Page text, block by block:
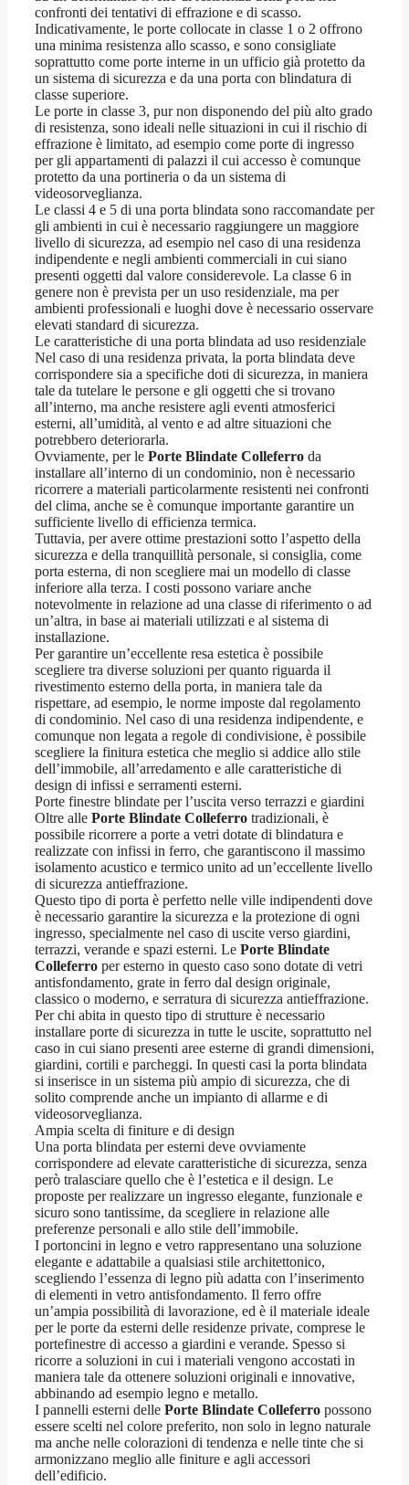
confronti dei tentativi di effrazione e di scasso.
Indicativamente, le porte collocate in classe 1 o 2 offrono
una minima resistenza allo scasso, e sono consigliate
soprattutto come porte interne in un ufficio già protetto da
un sistema di sicurezza e da una porta con blindatura di
classe superiore.
Le porte in classe 3, pur non disponendo del più alto grado
di resistenza, sono ideali nelle situazioni in cui il rischio di
effrazione è limitato, ad esempio come porte di ingresso
per gli appartamenti di palazzi il cui accesso è comunque
protetto da una portineria o da un sistema di
videosorveglianza.
Le classi 4 e 5 di una porta blindata sono raccomandate per
gli ambienti in cui è necessario raggiungere un maggiore
livello di sicurezza, ad esempio nel caso di una residenza
indipendente e negli ambienti commerciali in cui siano
presenti oggetti dal valore considerevole. La classe 6 in
genere non è prevista per un uso residenziale, ma per
ambienti professionali e luoghi dove è necessario osservare
elevati standard di sicurezza.
Le caratteristiche di una porta blindata ad uso residenziale
Nel caso di una residenza privata, la porta blindata deve
corrispondere sia a specifiche doti di sicurezza, in maniera
tale da tutelare le persone e gli oggetti che si trovano
all’interno, ma anche resistere agli eventi atmosferici
esterni, all’umidità, al vento e ad altre situazioni che
potrebbero deteriorarla.
Ovviamente, per le Porte Blindate Colleferro da
installare all’interno di un condominio, non è necessario
ricorrere a materiali particolarmente resistenti nei confronti
del clima, anche se è comunque importante garantire un
sufficiente livello di efficienza termica.
Tuttavia, per avere ottime prestazioni sotto l’aspetto della
sicurezza e della tranquillità personale, si consiglia, come
porta esterna, di non scegliere mai un modello di classe
inferiore alla terza. I costi possono variare anche
notevolmente in relazione ad una classe di riferimento o ad
un’altra, in base ai materiali utilizzati e al sistema di
installazione.
Per garantire un’eccellente resa estetica è possibile
scegliere tra diverse soluzioni per quanto riguarda il
rivestimento esterno della porta, in maniera tale da
rispettare, ad esempio, le norme imposte dal regolamento
di condominio. Nel caso di una residenza indipendente, e
comunque non legata a regole di condivisione, è possibile
scegliere la finitura estetica che meglio si addice allo stile
dell’immobile, all’arredamento e alle caratteristiche di
design di infissi e serramenti esterni.
Porte finestre blindate per l’uscita verso terrazzi e giardini
Oltre alle Porte Blindate Colleferro tradizionali, è
possibile ricorrere a porte a vetri dotate di blindatura e
realizzate con infissi in ferro, che garantiscono il massimo
isolamento acustico e termico unito ad un’eccellente livello
di sicurezza antieffrazione.
Questo tipo di porta è perfetto nelle ville indipendenti dove
è necessario garantire la sicurezza e la protezione di ogni
ingresso, specialmente nel caso di uscite verso giardini,
terrazzi, verande e spazi esterni. Le Porte Blindate
Colleferro per esterno in questo caso sono dotate di vetri
antisfondamento, grate in ferro dal design originale,
classico o moderno, e serratura di sicurezza antieffrazione.
Per chi abita in questo tipo di strutture è necessario
installare porte di sicurezza in tutte le uscite, soprattutto nel
caso in cui siano presenti aree esterne di grandi dimensioni,
giardini, cortili e parcheggi. In questi casi la porta blindata
si inserisce in un sistema più ampio di sicurezza, che di
solito comprende anche un impianto di allarme e di
videosorveglianza.
Ampia scelta di finiture e di design
Una porta blindata per esterni deve ovviamente
corrispondere ad elevate caratteristiche di sicurezza, senza
però tralasciare quello che è l’estetica e il design. Le
proposte per realizzare un ingresso elegante, funzionale e
sicuro sono tantissime, da scegliere in relazione alle
preferenze personali e allo stile dell’immobile.
I portoncini in legno e vetro rappresentano una soluzione
elegante e adattabile a qualsiasi stile architettonico,
scegliendo l’essenza di legno più adatta con l’inserimento
di elementi in vetro antisfondamento. Il ferro offre
un’ampia possibilità di lavorazione, ed è il materiale ideale
per le porte da esterni delle residenze private, comprese le
portefinestre di accesso a giardini e verande. Spesso si
ricorre a soluzioni in cui i materiali vengono accostati in
maniera tale da ottenere soluzioni originali e innovative,
abbinando ad esempio legno e metallo.
I pannelli esterni delle Porte Blindate Colleferro possono
essere scelti nel colore preferito, non solo in legno naturale
ma anche nelle colorazioni di tendenza e nelle tinte che si
armonizzano meglio alle finiture e agli accessori
dell’edificio.